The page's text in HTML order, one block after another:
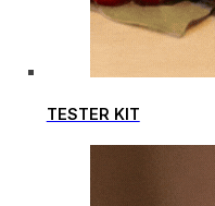
TESTER KIT